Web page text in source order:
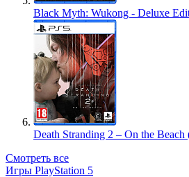
Black Myth: Wukong - Deluxe
Death Stranding 2 – On the Beach
Смотреть все
Игры PlayStation 5